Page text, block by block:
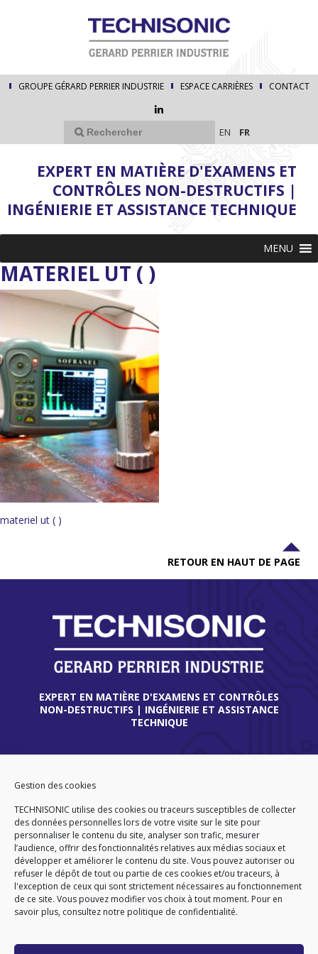
Gestion des cookies
TECHNISONIC utilise des cookies ou traceurs susceptibles de collecter
des données personnelles lors de votre visite sur le site pour
personnaliser le contenu du site, analyser son trafic, mesurer
l’audience, offrir des fonctionnalités relatives aux médias sociaux et
développer et améliorer le contenu du site. Vous pouvez autoriser ou
refuser le dépôt de tout ou partie de ces cookies et/ou traceurs, à
l'exception de ceux qui sont strictement nécessaires au fonctionnement
de ce site. Vous pouvez modifier vos choix à tout moment. Pour en
savoir plus, consultez notre politique de confidentialité.
GROUPE GÉRARD PERRIER INDUSTRIE ESPACE CARRIÈRES CONTACT
EN FR
EXPERT EN MATIÈRE D'EXAMENS ET
CONTRÔLES NON-DESTRUCTIFS |
INGÉNIERIE ET ASSISTANCE TECHNIQUE
MENU
MATERIEL UT ( )
materiel ut ( )
RETOUR EN HAUT DE PAGE
EXPERT EN MATIÈRE D'EXAMENS ET CONTRÔLES
NON-DESTRUCTIFS | INGÉNIERIE ET ASSISTANCE
TECHNIQUE
THIONVILLE
FRANCE
Tél. +33 (0)3 82 86 92 13
ACCUEIL CGA CGV
PLAN DU SITE
MENTIONS LÉGALES
DONNEES PERSONNELLES